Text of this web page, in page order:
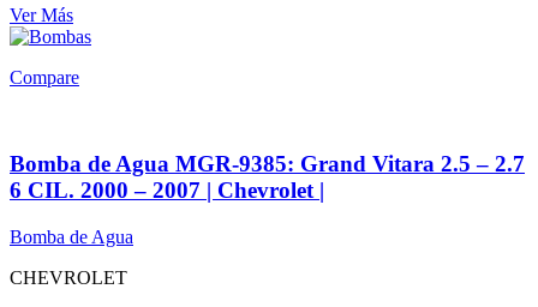
Ver Más
Compare
Bomba de Agua MGR-9385: Grand Vitara 2.5 – 2.7
6 CIL. 2000 – 2007 | Chevrolet |
Bomba de Agua
CHEVROLET